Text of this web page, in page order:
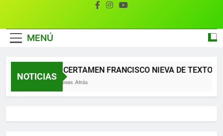
MENÚ
NOTICIAS
XII CERTAMEN FRANCISCO NIEVA DE TEXTOS
2 Meses Atrás